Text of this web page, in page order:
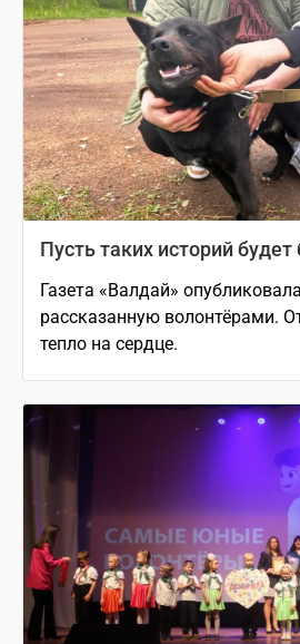
Пусть таких историй
Газета «Валдай»
рассказанную волонтёрами.
тепло на сердце.